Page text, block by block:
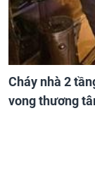
Cháy nhà 2
vong thương